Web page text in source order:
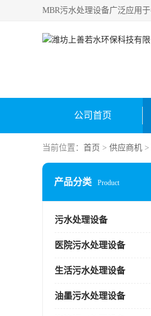
公司首页
当前位置： 首页 > 供应商机 >
产品分类 Product
污水处理设备
医院污水处理设备
生活污水处理设备
油墨污水处理设备